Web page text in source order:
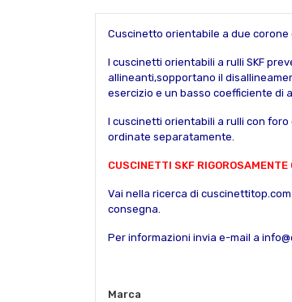
Cuscinetto orientabile a due corone
I cuscinetti orientabili a rulli SKF
allineanti,sopportano il
esercizio e un basso coefficiente di
I cuscinetti orientabili a rulli con
ordinate separatamente.
CUSCINETTI SKF
Vai nella ricerca di
consegna.
Per informazioni invia e-mail a
Marca